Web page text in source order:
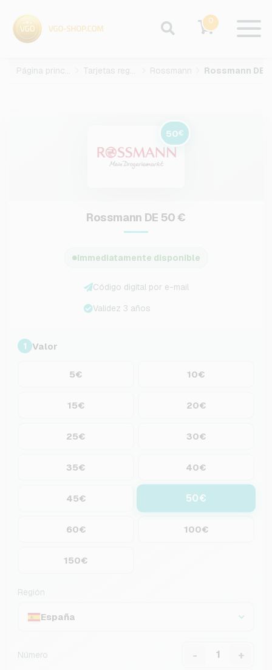
0
Página principal Tarjetas regalo Rossmann
50€
Rossmann DE 50 €
Immediatamente disponible
Código digital por e-mail
Validez 3 años
1 Valor
5€ 10€
15€ 20€
25€ 30€
35€ 40€
45€ 50€
60€ 100€
150€
Región
España
Número - +